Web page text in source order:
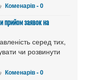
Коменарів - 0
прийом заявок на
серед тих,
чи розвинути
Коменарів - 0